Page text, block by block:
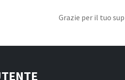
Grazie per il tuo